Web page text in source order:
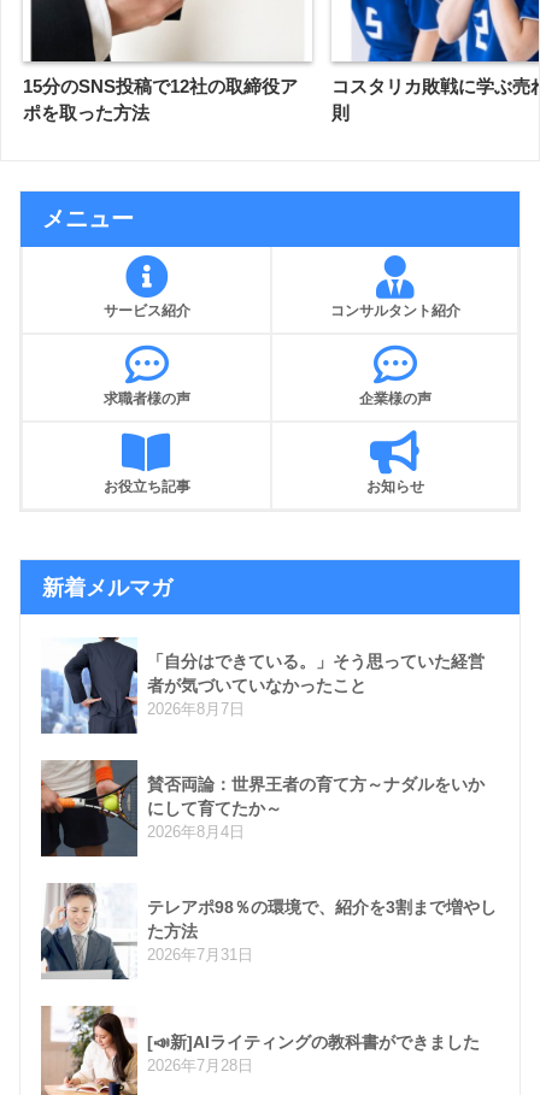
15分のSNS投稿で12社の取締役ア
ポを取った方法
コスタリカ敗戦に学ぶ売
則
メニュー
サービス紹介 コンサルタント紹介
求職者様の声 企業様の声
お役立ち記事 お知らせ
新着メルマガ
「自分はできている。」そう思っていた経営
者が気づいていなかったこと
2026年8月7日
賛否両論：世界王者の育て方～ナダルをいか
にして育てたか～
2026年8月4日
テレアポ98％の環境で、紹介を3割まで増やし
た方法
2026年7月31日
[📣新]AIライティングの教科書ができました
2026年7月28日